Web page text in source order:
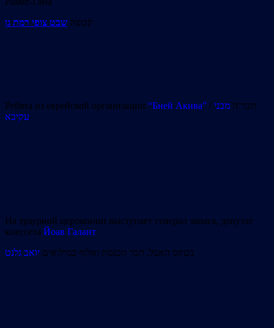
קבוצה שבט צופי רמת גן
Ребята из еврейской организации “Бней Акива” / חבר’ה מבני
עקיבא
На траурной церемонии выступает генерал запаса, депутат
кнессета Йоав Галант
בטקס האבל, חבר הכנסת ואלוף במילואים יואב גלנט